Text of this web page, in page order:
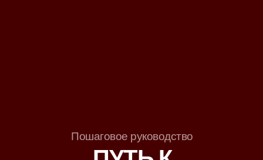
Пошаговое руководство